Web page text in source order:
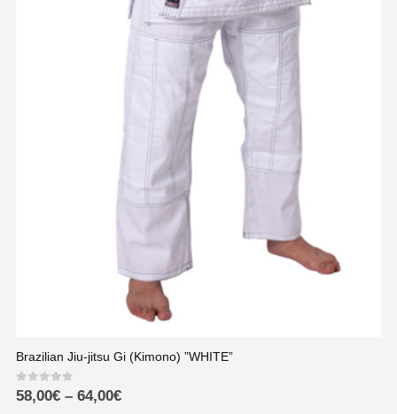
Brazilian Jiu-jitsu Gi (Kimono) ”WHITE”
0out of 5
58,00€ – 64,00€